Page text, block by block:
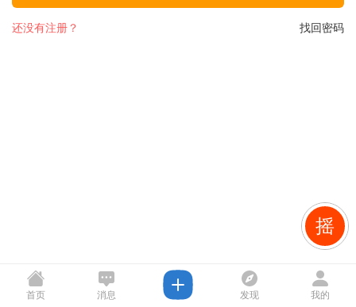
找回密码
还没有注册？
摇
首页 消息 发现 我的